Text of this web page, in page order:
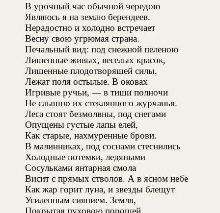
В урочный час обычной чередою
Являюсь я на землю берендеев.
Нерадостно и холодно встречает
Весну свою угрюмая страна.
Печальный вид: под снежной пеленою
Лишенные живых, веселых красок,
Лишенные плодотворяшей силы,
Лежат поля остылые. В оковах
Игривые ручьи, — в тиши полночи
Не слышно их стеклянного журчанья.
Леса стоят безмолвны, под снегами
Опущены густые лапы елей,
Как старые, нахмуренные брови.
В малинниках, под соснами стеснились
Холодные потемки, ледяными
Сосульками янтарная смола
Висит с прямых стволов. А в ясном небе
Как жар горит луна, и звезды блещут
Усиленным сиянием. Земля,
Покрытая пуховою порошей,